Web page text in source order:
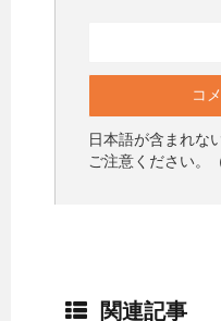
日本語が含まれな
ご注意ください。
関連記事